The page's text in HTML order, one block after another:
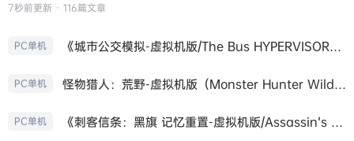
7秒前更新 · 116篇文章
PC单机 《城市公交模拟-虚拟机版/The Bus HYPERVISOR》免安装中文版
PC单机 怪物猎人：荒野-虚拟机版（Monster Hunter Wilds HYPERVISOR）免安装中文版
PC单机 《刺客信条：黑旗 记忆重置-虚拟机版/Assassin’s Creed Black Flag Resynced HYPERVISOR》免安装中文版